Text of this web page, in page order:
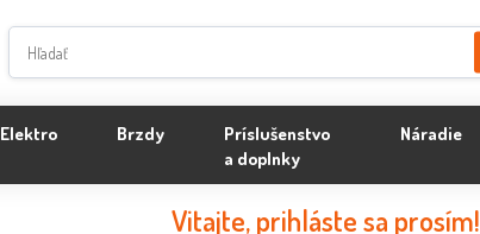
Elektro Brzdy
Príslušenstvo
a doplnky
Náradie
Vitajte, prihláste sa prosím!